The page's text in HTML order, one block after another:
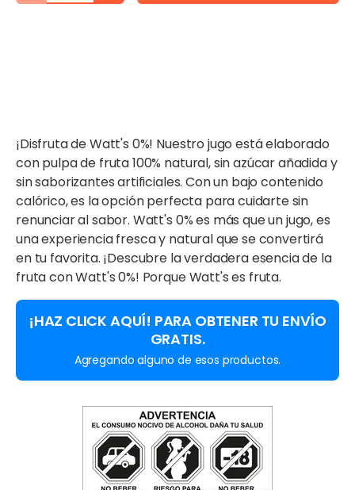
¡Disfruta de Watt's 0%! Nuestro jugo está elaborado
con pulpa de fruta 100% natural, sin azúcar añadida y
sin saborizantes artificiales. Con un bajo contenido
calórico, es la opción perfecta para cuidarte sin
renunciar al sabor. Watt's 0% es más que un jugo, es
una experiencia fresca y natural que se convertirá
en tu favorita. ¡Descubre la verdadera esencia de la
fruta con Watt's 0%! Porque Watt's es fruta.
¡HAZ CLICK AQUÍ! PARA OBTENER TU ENVÍO
GRATIS.
Agregando alguno de esos productos.